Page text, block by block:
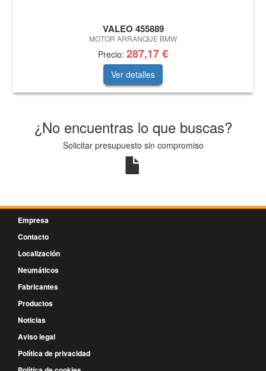
VALEO 455889
MOTOR ARRANQUE BMW
Precio: 287,17 €
Ver detalles
¿No encuentras lo que buscas?
Solicitar presupuesto sin compromiso
Empresa
Contacto
Localización
Neumáticos
Fabricantes
Productos
Noticias
Aviso legal
Política de privacidad